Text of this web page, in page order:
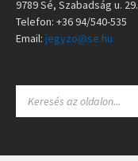
9789 Sé, Szabadság u. 29.
Telefon: +36 94/540-535
Email: jegyzo@se.hu
A